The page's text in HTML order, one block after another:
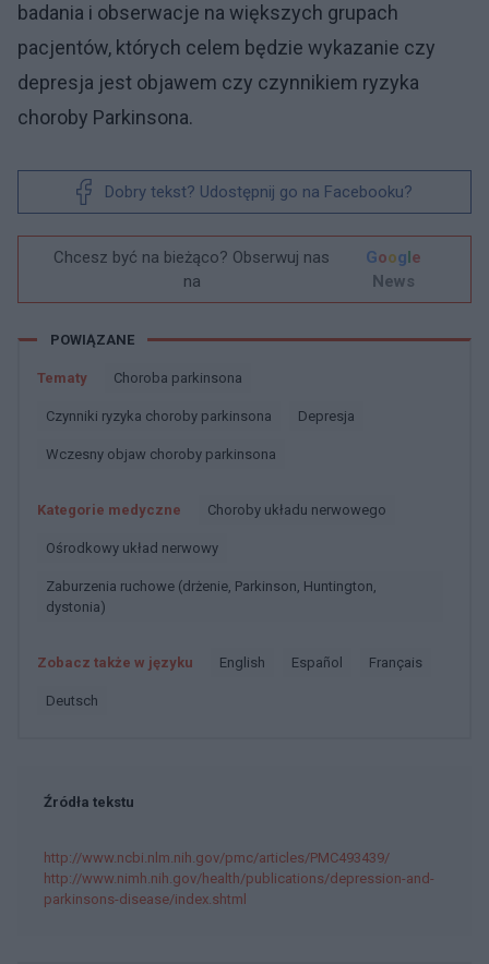
badania i obserwacje na większych grupach
pacjentów, których celem będzie wykazanie czy
depresja jest objawem czy czynnikiem ryzyka
choroby Parkinsona.
Dobry tekst? Udostępnij go na Facebooku?
Chcesz być na bieżąco? Obserwuj nas
na
Google
News
POWIĄZANE
Tematy Choroba parkinsona
Czynniki ryzyka choroby parkinsona Depresja
Wczesny objaw choroby parkinsona
Kategorie medyczne Choroby układu nerwowego
Ośrodkowy układ nerwowy
Zaburzenia ruchowe (drżenie, Parkinson, Huntington,
dystonia)
Zobacz także w języku english español français
deutsch
Źródła tekstu
http://www.ncbi.nlm.nih.gov/pmc/articles/PMC493439/
http://www.nimh.nih.gov/health/publications/depression-and-
parkinsons-disease/index.shtml